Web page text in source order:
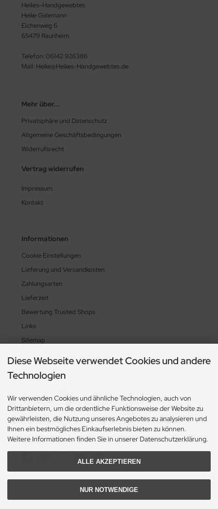
Heikes-Handgewebtes
Heike Galemann
Eichenweg 6
65479 Raunheim
Telefon: 06142 926386
Mail: Heike@Heikes-Handgewebtes.de
Mehr über...
Privatsphäre und Datenschutz
Allgemeine Geschäftsbedingungen
Widerrufsrecht
Vertrag widerrufen
Impressum
Kontakt
Informationen
Cookie Einstellungen
Lieferung und Versandkosten
Zahlungsarten
Lieferzeit
Bewertung Trusted Shops
Links
Sitemap
Zahlungsmethoden
Social Media
Diese Webseite verwendet Cookies und andere
Technologien
Wir verwenden Cookies und ähnliche Technologien, auch von
Drittanbietern, um die ordentliche Funktionsweise der Website zu
gewährleisten, die Nutzung unseres Angebotes zu analysieren und
Ihnen ein bestmögliches Einkaufserlebnis bieten zu können.
Weitere Informationen finden Sie in unserer Datenschutzerklärung.
ALLE AKZEPTIEREN
NUR NOTWENDIGE